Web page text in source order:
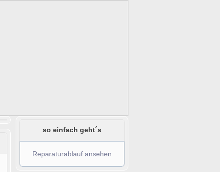
so einfach geht´s
Reparaturablauf ansehen